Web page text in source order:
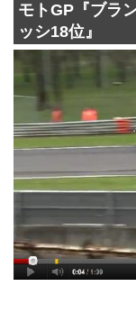
モトGP『ブラ
ッシ18位』